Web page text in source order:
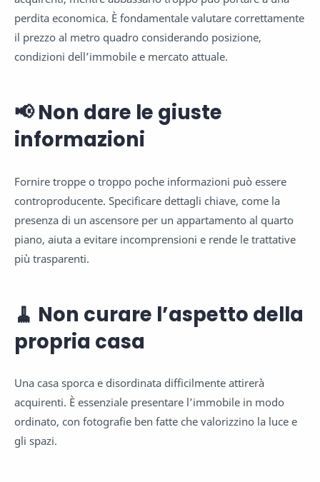
perdita economica. È fondamentale valutare correttamente
il prezzo al metro quadro considerando posizione,
condizioni dell’immobile e mercato attuale.
📢 Non dare le giuste
informazioni
Fornire troppe o troppo poche informazioni può essere
controproducente. Specificare dettagli chiave, come la
presenza di un ascensore per un appartamento al quarto
piano, aiuta a evitare incomprensioni e rende le trattative
più trasparenti.
🧹 Non curare l’aspetto della
propria casa
Una casa sporca e disordinata difficilmente attirerà
acquirenti. È essenziale presentare l’immobile in modo
ordinato, con fotografie ben fatte che valorizzino la luce e
gli spazi.